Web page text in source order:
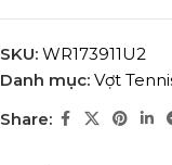
SKU: WR173911U2
Danh mục: Vợt
Share: